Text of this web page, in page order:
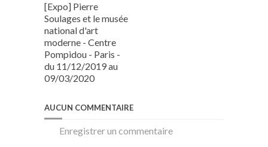
[Expo] Pierre
Soulages et le musée
national d'art
moderne - Centre
Pompidou - Paris -
du 11/12/2019 au
09/03/2020
AUCUN COMMENTAIRE
Enregistrer un commentaire